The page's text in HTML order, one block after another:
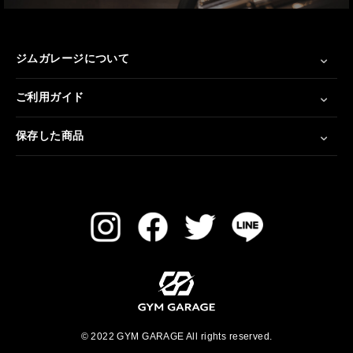
ジムガレージについて
ご利用ガイド
保存した商品
© 2022 GYM GARAGE All rights reserved.